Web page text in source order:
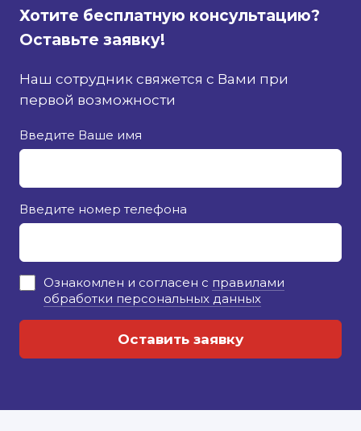
Хотите бесплатную консультацию?
Оставьте заявку!
Наш сотрудник свяжется с Вами при
первой возможности
Введите Ваше имя
Введите номер телефона
Ознакомлен и согласен с правилами
обработки персональных данных